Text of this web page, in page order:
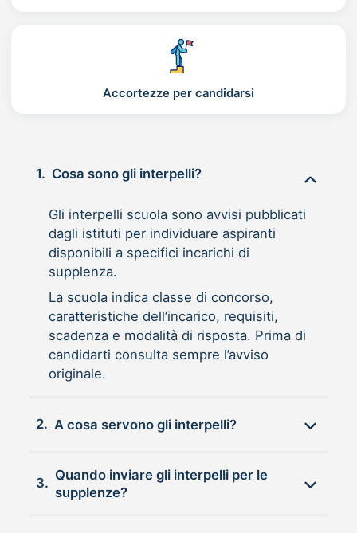
Accortezze per candidarsi
1. Cosa sono gli interpelli?
Gli interpelli scuola sono avvisi pubblicati
dagli istituti per individuare aspiranti
disponibili a specifici incarichi di
supplenza.
La scuola indica classe di concorso,
caratteristiche dell’incarico, requisiti,
scadenza e modalità di risposta. Prima di
candidarti consulta sempre l’avviso
originale.
2. A cosa servono gli interpelli?
3.
Quando inviare gli interpelli per le
supplenze?